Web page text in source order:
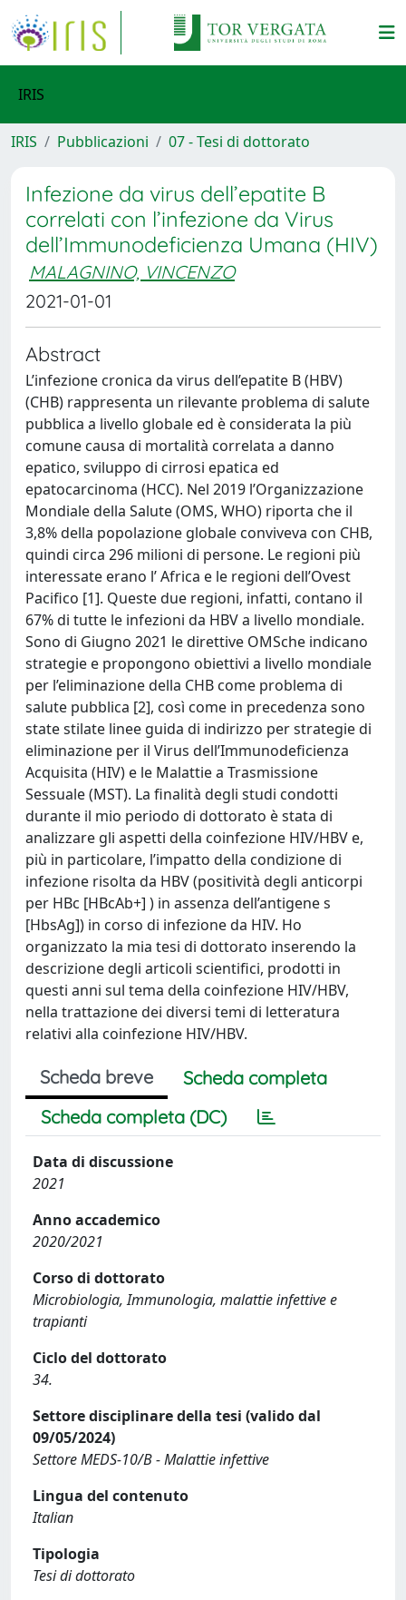
IRIS
IRIS Pubblicazioni 07 - Tesi di dottorato
Infezione da virus dell’epatite B
correlati con l’infezione da Virus
dell’Immunodeficienza Umana (HIV)
MALAGNINO, VINCENZO
2021-01-01
Abstract
L’infezione cronica da virus dell’epatite B (HBV)
(CHB) rappresenta un rilevante problema di salute
pubblica a livello globale ed è considerata la più
comune causa di mortalità correlata a danno
epatico, sviluppo di cirrosi epatica ed
epatocarcinoma (HCC). Nel 2019 l’Organizzazione
Mondiale della Salute (OMS, WHO) riporta che il
3,8% della popolazione globale conviveva con CHB,
quindi circa 296 milioni di persone. Le regioni più
interessate erano l’ Africa e le regioni dell’Ovest
Pacifico [1]. Queste due regioni, infatti, contano il
67% di tutte le infezioni da HBV a livello mondiale.
Sono di Giugno 2021 le direttive OMSche indicano
strategie e propongono obiettivi a livello mondiale
per l’eliminazione della CHB come problema di
salute pubblica [2], così come in precedenza sono
state stilate linee guida di indirizzo per strategie di
eliminazione per il Virus dell’Immunodeficienza
Acquisita (HIV) e le Malattie a Trasmissione
Sessuale (MST). La finalità degli studi condotti
durante il mio periodo di dottorato è stata di
analizzare gli aspetti della coinfezione HIV/HBV e,
più in particolare, l’impatto della condizione di
infezione risolta da HBV (positività degli anticorpi
per HBc [HBcAb+] ) in assenza dell’antigene s
[HbsAg]) in corso di infezione da HIV. Ho
organizzato la mia tesi di dottorato inserendo la
descrizione degli articoli scientifici, prodotti in
questi anni sul tema della coinfezione HIV/HBV,
nella trattazione dei diversi temi di letteratura
relativi alla coinfezione HIV/HBV.
Scheda breve
Scheda completa
Scheda completa (DC)
Data di discussione
2021
Anno accademico
2020/2021
Corso di dottorato
Microbiologia, Immunologia, malattie infettive e
trapianti
Ciclo del dottorato
34.
Settore disciplinare della tesi (valido dal
09/05/2024)
Settore MEDS-10/B - Malattie infettive
Lingua del contenuto
Italian
Tipologia
Tesi di dottorato